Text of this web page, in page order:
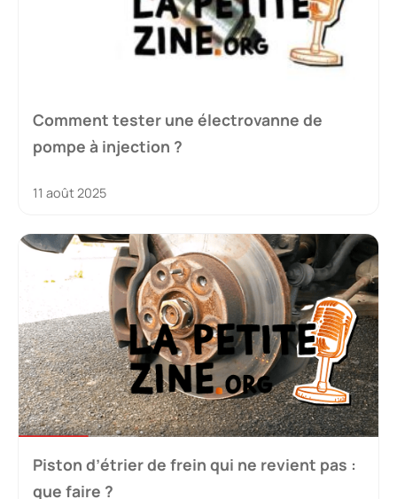
Comment tester une électrovanne de
pompe à injection ?
11 août 2025
Piston d’étrier de frein qui ne revient pas :
que faire ?